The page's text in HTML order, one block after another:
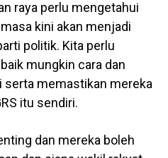
raya perlu mengetahui
kini akan menjadi
politik. Kita perlu
mungkin cara dan
serta memastikan mereka
itu sendiri.
dan mereka boleh